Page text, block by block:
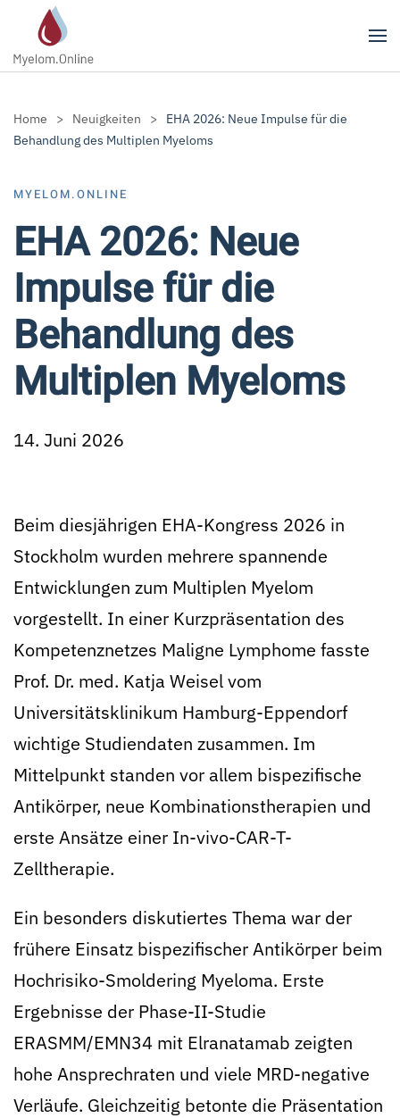
Zum Hauptinhalt springen
Home Neuigkeiten
EHA 2026: Neue Impulse für die
Behandlung des Multiplen Myeloms
MYELOM.ONLINE
EHA 2026: Neue
Impulse für die
Behandlung des
Multiplen Myeloms
14. Juni 2026
Beim diesjährigen EHA-Kongress 2026 in
Stockholm wurden mehrere spannende
Entwicklungen zum Multiplen Myelom
vorgestellt. In einer Kurzpräsentation des
Kompetenznetzes Maligne Lymphome fasste
Prof. Dr. med. Katja Weisel vom
Universitätsklinikum Hamburg-Eppendorf
wichtige Studiendaten zusammen. Im
Mittelpunkt standen vor allem bispezifische
Antikörper, neue Kombinationstherapien und
erste Ansätze einer In-vivo-CAR-T-
Zelltherapie.
Ein besonders diskutiertes Thema war der
frühere Einsatz bispezifischer Antikörper beim
Hochrisiko-Smoldering Myeloma. Erste
Ergebnisse der Phase-II-Studie
ERASMM/EMN34 mit Elranatamab zeigten
hohe Ansprechraten und viele MRD-negative
Verläufe. Gleichzeitig betonte die Präsentation